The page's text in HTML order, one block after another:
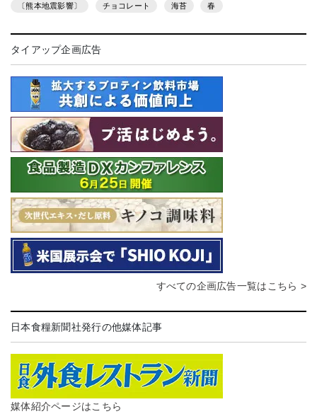
〔熊本地震影響〕 チョコレート 海苔 春
タイアップ企画広告
すべての企画広告一覧はこちら >
日本食糧新聞社発行の他媒体記事
媒体紹介ページはこちら